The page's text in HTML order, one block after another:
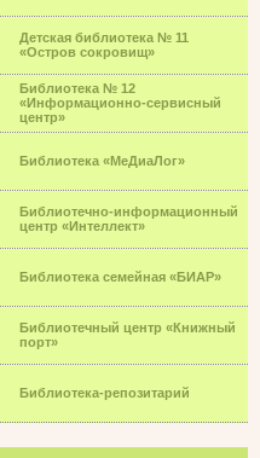
Детская библиотека № 11
«Остров сокровищ»
Библиотека № 12
«Информационно-сервисный
центр»
Библиотека «МеДиаЛог»
Библиотечно-информационный
центр «Интеллект»
Библиотека семейная «БИАР»
Библиотечный центр «Книжный
порт»
Библиотека-репозитарий